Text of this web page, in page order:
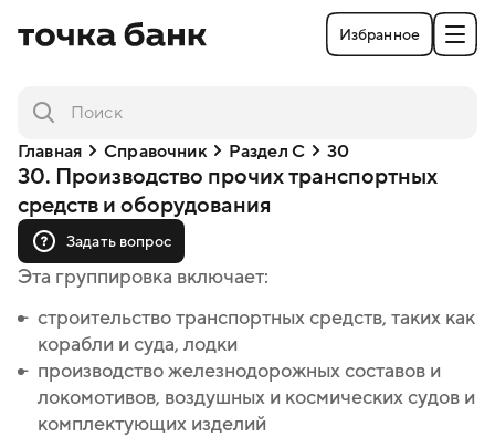
Избранное
Главная Справочник Раздел C 30
30. Производство прочих транспортных
средств и оборудования
Задать вопрос
Эта группировка включает:
строительство транспортных средств, таких как
корабли и суда, лодки
производство железнодорожных составов и
локомотивов, воздушных и космических судов и
комплектующих изделий